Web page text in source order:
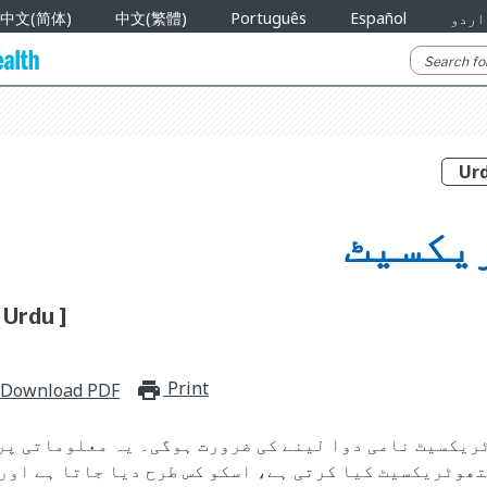
中文(简体) 中文(繁體) Português Español اردو
]
Download PDF print_for_offline
Print
نامی دوا لینے کی ضرورت ہوگی۔ یہ معلوماتی
کیا کرتی ہے، اسکو کس طرح دیا جاتا ہے